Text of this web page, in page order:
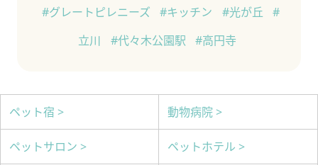
#グレートピレニーズ
#キッチン #光が丘
#
立川
#代々木公園駅 #高円寺
ペット宿 > 動物病院 >
ペットサロン > ペットホテル >